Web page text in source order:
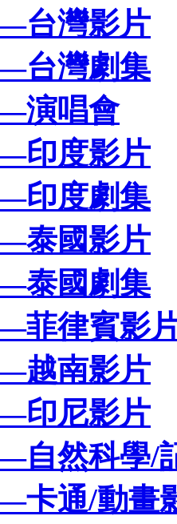
台灣影片
台灣劇集
演唱會
印度影片
印度劇集
泰國影片
泰國劇集
菲律賓影
越南影片
印尼影片
自然科學/
卡通/動畫